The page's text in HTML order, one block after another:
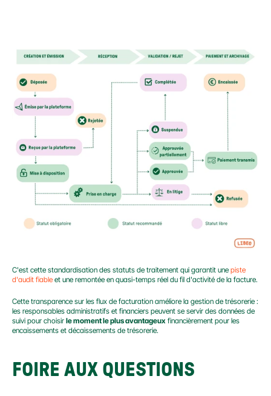
C'est cette standardisation des statuts de traitement qui garantit une piste
d'audit fiable et une remontée en quasi-temps réel du fil d'activité de la facture.
Cette transparence sur les flux de facturation améliore la gestion de trésorerie :
les responsables administratifs et financiers peuvent se servir des données de
suivi pour choisir le moment le plus avantageux financièrement pour les
encaissements et décaissements de trésorerie.
FOIRE AUX QUESTIONS